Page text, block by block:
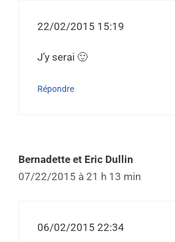
22/02/2015 15:19
J’y serai 🙂
Répondre
Bernadette et Eric Dullin
07/22/2015 à 21 h 13 min
06/02/2015 22:34